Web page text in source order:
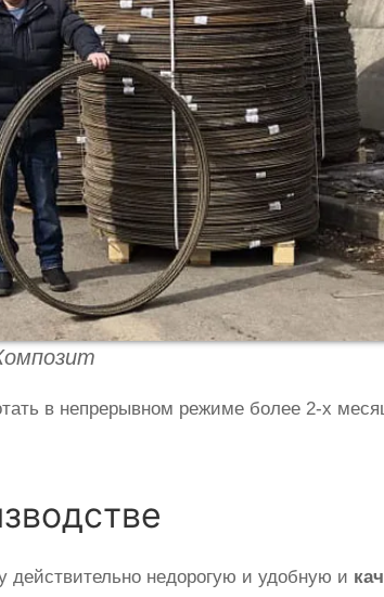
в непрерывном режиме более 2-х
действительно недорогую и удобную и